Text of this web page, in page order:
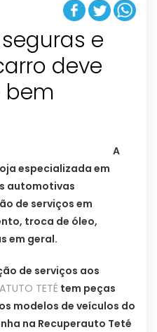
e
deve
bem
A
loja especializada em
automotivas
de serviços em
troca de óleo,
em geral.
de serviços aos
TETÉ tem peças
modelos de veículos do
na Recuperauto Teté